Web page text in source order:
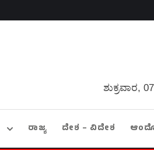
ಶುಕ್ರವಾರ,
ರಾಜ್ಯ ದೇಶ – ವಿದೇಶ